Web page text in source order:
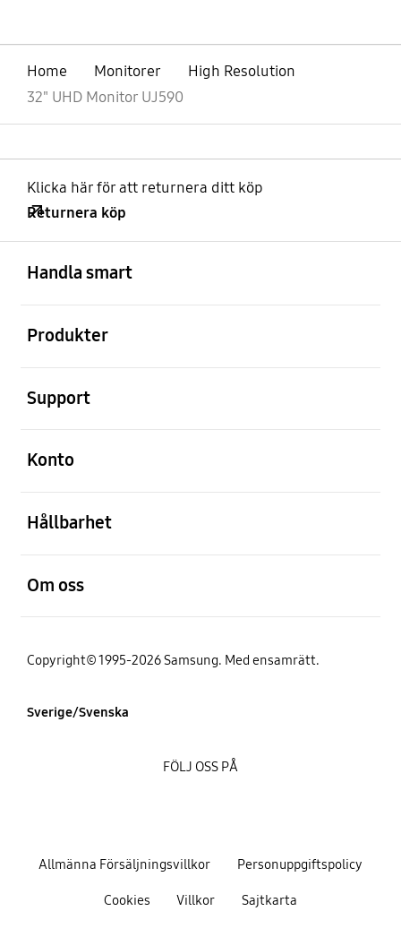
Home Monitorer
High Resolution
32" UHD Monitor UJ590
Klicka här för att returnera ditt köp
Returnera köp
Handla smart
Produkter
Support
Konto
Hållbarhet
Om oss
Copyright© 1995-2026 Samsung. Med ensamrätt.
Sverige/Svenska
Allmänna Försäljningsvillkor Personuppgiftspolicy
Cookies Villkor Sajtkarta
FÖLJ OSS PÅ